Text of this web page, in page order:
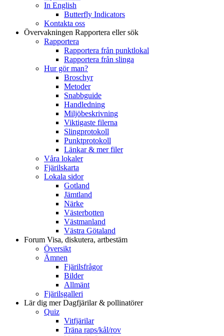
In English
Butterfly Indicators
Kontakta oss
Övervakningen Rapportera eller sök
Rapportera
Rapportera från punktlokal
Rapportera från slinga
Hur gör man?
Broschyr
Metoder
Snabbguide
Handledning
Miljöbeskrivning
Viktigaste filerna
Slingprotokoll
Punktprotokoll
Länkar & mer filer
Våra lokaler
Fjärilskarta
Lokala sidor
Gotland
Jämtland
Närke
Västerbotten
Västmanland
Västra Götaland
Forum Visa, diskutera, artbestäm
Översikt
Ämnen
Fjärilsfrågor
Bilder
Allmänt
Fjärilsgalleri
Lär dig merDagfjärilar & pollinatörer
Quiz
Vitfjärilar
Träna raps/kål/rov